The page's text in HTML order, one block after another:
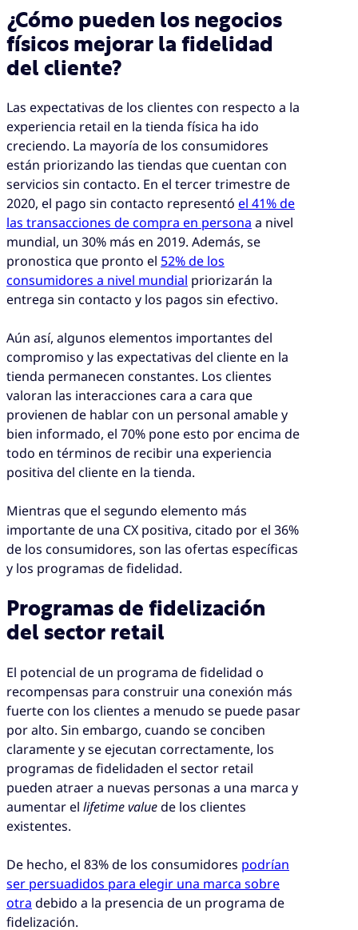
¿Cómo pueden los negocios
físicos mejorar la fidelidad
del cliente?
Las expectativas de los clientes con respecto a la
experiencia retail en la tienda física ha ido
creciendo. La mayoría de los consumidores
están priorizando las tiendas que cuentan con
servicios sin contacto. En el tercer trimestre de
2020, el pago sin contacto representó el 41% de
las transacciones de compra en persona a nivel
mundial, un 30% más en 2019. Además, se
pronostica que pronto el 52% de los
consumidores a nivel mundial priorizarán la
entrega sin contacto y los pagos sin efectivo.
Aún así, algunos elementos importantes del
compromiso y las expectativas del cliente en la
tienda permanecen constantes. Los clientes
valoran las interacciones cara a cara que
provienen de hablar con un personal amable y
bien informado, el 70% pone esto por encima de
todo en términos de recibir una experiencia
positiva del cliente en la tienda.
Mientras que el segundo elemento más
importante de una CX positiva, citado por el 36%
de los consumidores, son las ofertas específicas
y los programas de fidelidad.
Programas de fidelización
del sector retail
El potencial de un programa de fidelidad o
recompensas para construir una conexión más
fuerte con los clientes a menudo se puede pasar
por alto. Sin embargo, cuando se conciben
claramente y se ejecutan correctamente, los
programas de fidelidaden el sector retail
pueden atraer a nuevas personas a una marca y
aumentar el lifetime valuede los clientes
existentes.
De hecho, el 83% de los consumidores podrían
ser persuadidos para elegir una marca sobre
otra debido a la presencia de un programa de
fidelización.